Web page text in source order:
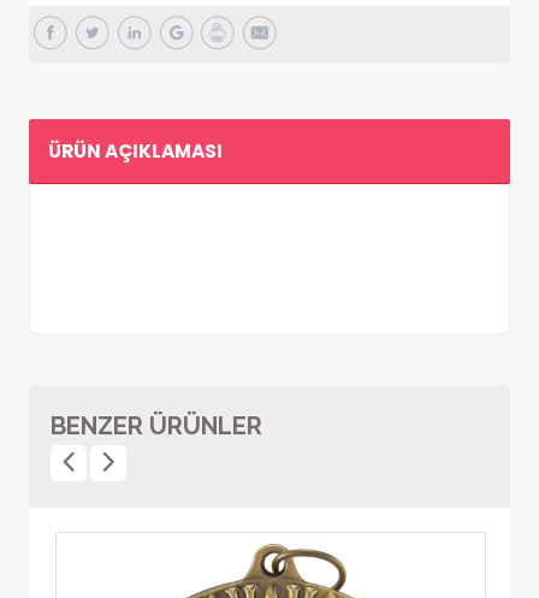
ÜRÜN AÇIKLAMASI
BENZER ÜRÜNLER